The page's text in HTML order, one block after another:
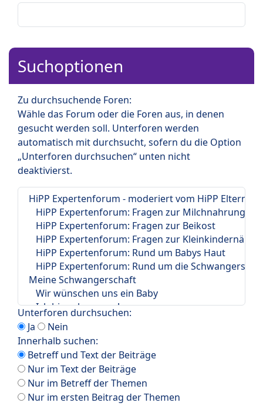
Suchoptionen
Zu durchsuchende Foren:
Wähle das Forum oder die Foren aus, in denen
gesucht werden soll. Unterforen werden
automatisch mit durchsucht, sofern du die Option
„Unterforen durchsuchen“ unten nicht
deaktivierst.
Unterforen durchsuchen:
Ja
Nein
Innerhalb suchen:
Betreff und Text der Beiträge
Nur im Text der Beiträge
Nur im Betreff der Themen
Nur im ersten Beitrag der Themen